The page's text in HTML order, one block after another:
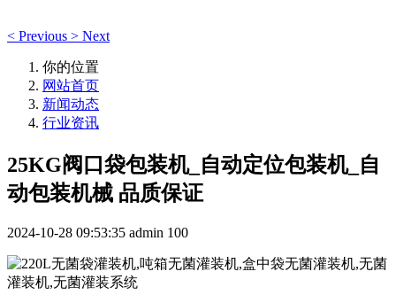
< Previous > Next
你的位置
网站首页
新闻动态
行业资讯
25KG阀口袋包装机_自动定位包装机_自
动包装机械 品质保证
2024-10-28 09:53:35 admin 100